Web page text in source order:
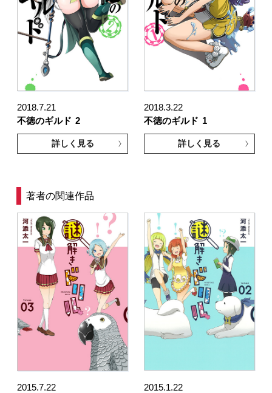
2018.7.21
不徳のギルド 2
詳しく見る
2018.3.22
不徳のギルド 1
詳しく見る
著者の関連作品
2015.7.22
2015.1.22